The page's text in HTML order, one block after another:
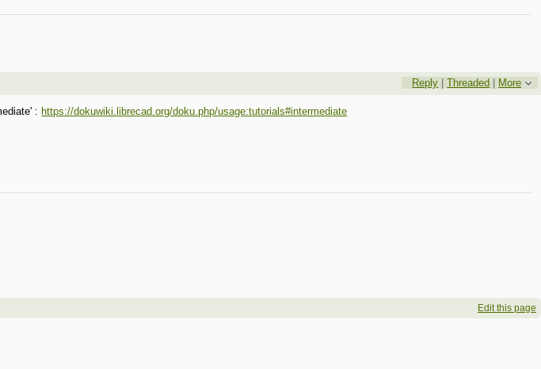
Reply |Threaded More
: https://dokuwiki.librecad.org/doku.php/usage:tutorials#intermediate
Edit this page